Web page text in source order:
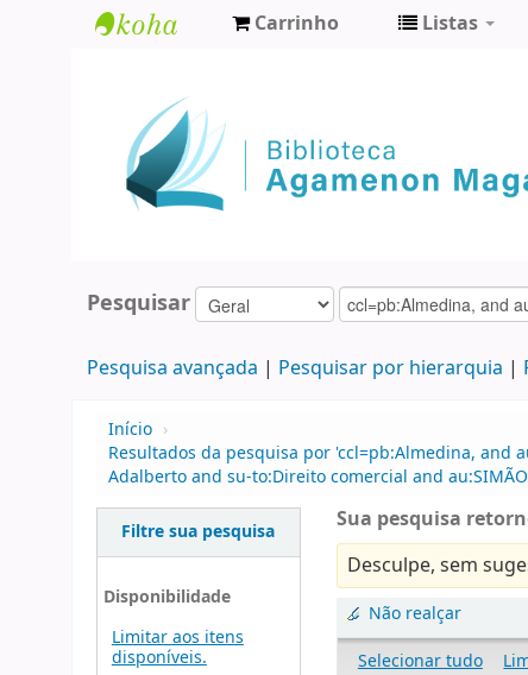
Agamenon
Magalhães
Carrinho Listas
Pesquisar
Pesquisa avançada Pesquisar por hierarquia
Início ›
Resultados da pesquisa por 'ccl=pb:Almedina, and
Adalberto and su-to:Direito comercial and
Filtre sua pesquisa
Disponibilidade
Limitar aos itens
disponíveis.
Sua pesquisa
Desculpe, sem
Não realçar
Selecionar tudo